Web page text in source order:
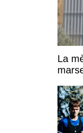
La